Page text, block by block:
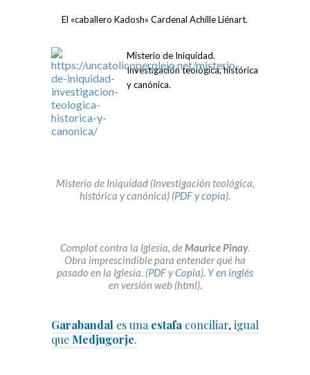
El «caballero Kadosh» Cardenal Achille Liénart.
Misterio de Iniquidad.
Investigación teológica, histórica
y canónica.
Misterio de Iniquidad (Investigación teológica,
histórica y canónica) (PDFycopia).
Complot contra la Iglesia, deMaurice Pinay.
Obra imprescindible para entender qué ha
pasado en la Iglesia. (PDFyCopia). Yen inglés
en versión web (html).
Garabandal es una estafa conciliar, igual
que Medjugorje.